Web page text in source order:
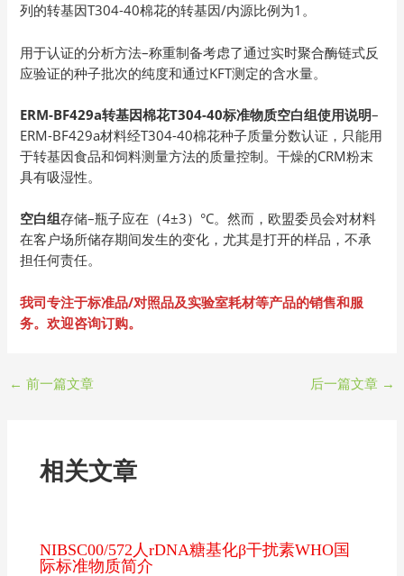
列的转基因T304-40棉花的转基因/内源比例为1。
用于认证的分析方法–称重制备考虑了通过实时聚合酶链式反
应验证的种子批次的纯度和通过KFT测定的含水量。
ERM-BF429a转基因棉花T304-40标准物质空白组使用说明–
ERM-BF429a材料经T304-40棉花种子质量分数认证，只能用
于转基因食品和饲料测量方法的质量控制。干燥的CRM粉末
具有吸湿性。
空白组存储–瓶子应在（4±3）°C。然而，欧盟委员会对材料
在客户场所储存期间发生的变化，尤其是打开的样品，不承
担任何责任。
我司专注于标准品/对照品及实验室耗材等产品的销售和服
务。欢迎咨询订购。
← 前一篇文章 后一篇文章 →
相关文章
NIBSC00/572人rDNA糖基化β干扰素WHO国
际标准物质简介